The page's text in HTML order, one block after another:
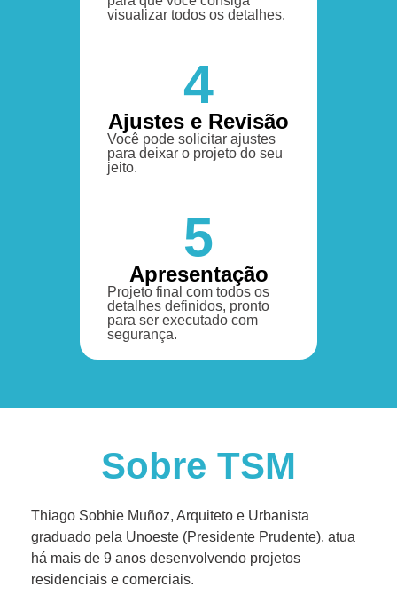
visualizar todos os detalhes.
4
Ajustes e Revisão
Você pode solicitar ajustes
para deixar o projeto do seu
jeito.
5
Apresentação
Projeto final com todos os
detalhes definidos, pronto
para ser executado com
segurança.
Sobre TSM
Thiago Sobhie Muñoz, Arquiteto e Urbanista
graduado pela Unoeste (Presidente Prudente), atua
há mais de 9 anos desenvolvendo projetos
residenciais e comerciais.